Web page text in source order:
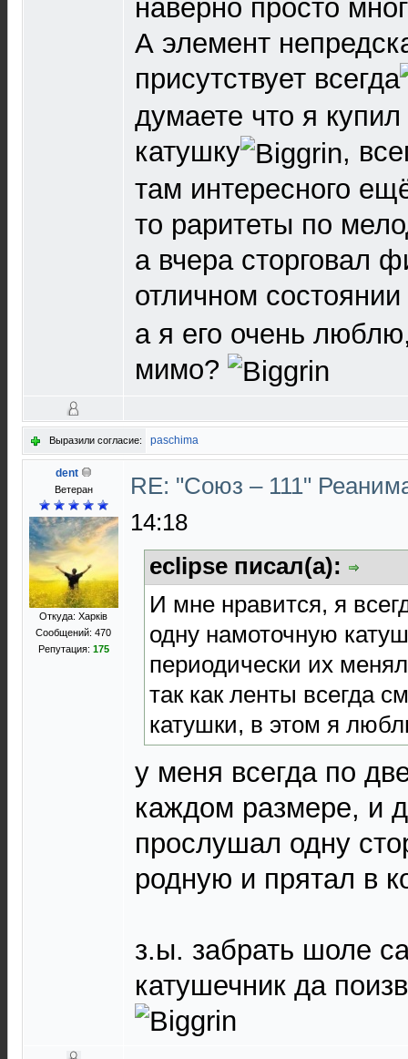
наверно просто
А элемент
присутствует всегда
думаете что я
катушку
,
там интересного
то раритеты по
а вчера сторговал
отличном состоянии
а я его очень
мимо?
Выразили согласие: paschima
dent
Ветеран
Откуда: Харків
Сообщений: 470
Репутация: 175
RE: "Союз – 111"
14:18
eclipse писал(а):
И мне нравится, я
одну намоточную
периодически их
так как ленты всегда
катушки, в этом я
у меня всегда по
каждом размере, и
прослушал одну
родную и прятал в
з.ы. забрать шоле
катушечник да